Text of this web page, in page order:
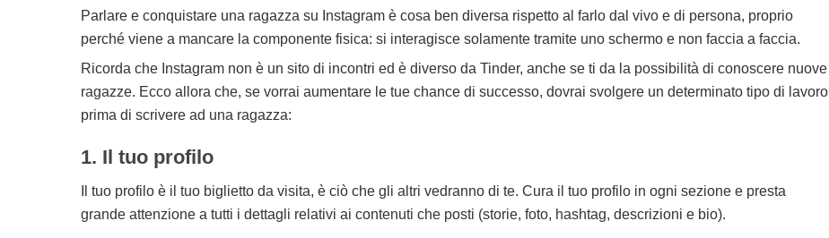
Parlare e conquistare una ragazza su Instagram è cosa ben diversa rispetto al farlo dal vivo e di persona, proprio
perché viene a mancare la componente fisica: si interagisce solamente tramite uno schermo e non faccia a faccia.
Ricorda che Instagram non è un sito di incontri ed è diverso da Tinder, anche se ti da la possibilità di conoscere nuove
ragazze. Ecco allora che, se vorrai aumentare le tue chance di successo, dovrai svolgere un determinato tipo di lavoro
prima di scrivere ad una ragazza:
1. Il tuo profilo
Il tuo profilo è il tuo biglietto da visita, è ciò che gli altri vedranno di te. Cura il tuo profilo in ogni sezione e presta
grande attenzione a tutti i dettagli relativi ai contenuti che posti (storie, foto, hashtag, descrizioni e bio).